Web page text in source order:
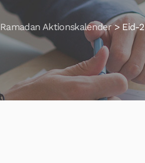
Ramadan Aktionskalender> Eid-2